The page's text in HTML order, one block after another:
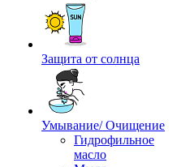
Защита от солнца
Умывание/ Очищение
Гидрофильное
масло